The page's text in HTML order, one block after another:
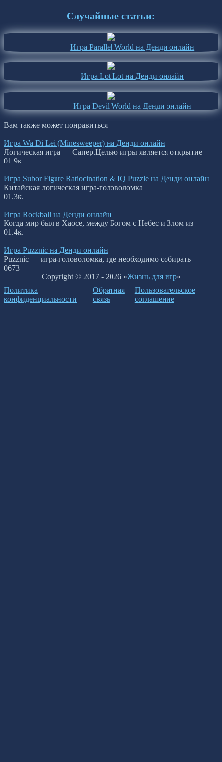
Случайные статьи:
Игра Parallel World на Денди онлайн
Игра Lot Lot на Денди онлайн
Игра Devil World на Денди онлайн
Вам также может понравиться
Игра Wa Di Lei (Minesweeper) на Денди онлайн
Логическая игра — Сапер.Целью игры является открытие
01.9к.
Игра Subor Figure Ratiocination & IQ Puzzle на Денди онлайн
Китайская логическая игра-головоломка
01.3к.
Игра Rockball на Денди онлайн
Когда мир был в Хаосе, между Богом с Небес и Злом из
01.4к.
Игра Puzznic на Денди онлайн
Puzznic — игра-головоломка, где необходимо собирать
0673
Copyright © 2017 - 2026 «Жизнь для игр»
Политика
конфиденциальности
Обратная
связь
Пользовательское
соглашение